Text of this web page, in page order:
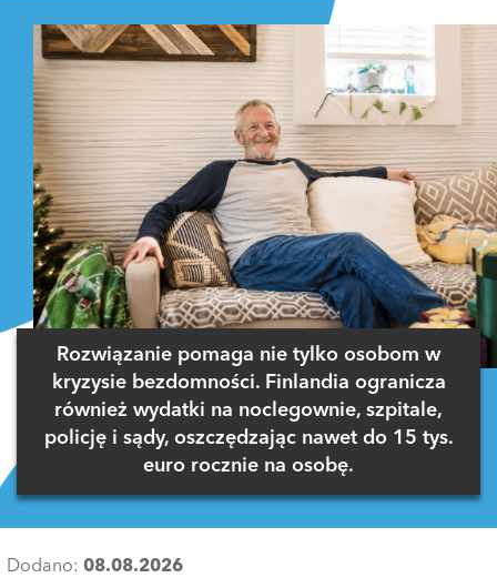
Rozwiązanie pomaga nie tylko osobom w
kryzysie bezdomności. Finlandia ogranicza
również wydatki na noclegownie, szpitale,
policję i sądy, oszczędzając nawet do 15 tys.
euro rocznie na osobę.
Dodano: 08.08.2026